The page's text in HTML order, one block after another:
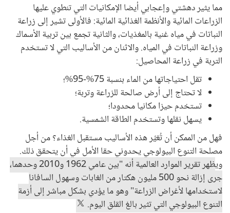
مما يثير دهشتي وإعجابي أيضا الإمكانيات التي تنطوي عليها
الزراعات المائية والأنظمة الغذائية المائية: فالأولى تشير إلى زراعة
النباتات في مياه غنية بالمغذيات، والثانية تجمع بين تربية الأسماك
وزراعة النباتات في المياه. والاثنان من الأساليب التي لا تستخدم
التربة في زراعة المحاصيل:
تقل احتياجاتها من الماء بنسبة 75%-95%؛
لا تحتاج إلى أرض صالحة للزراعة وتربة؛
تستخدم حيزا مكانيا محدودا؛
يسهل نقلها وتستخدم الطاقة الشمسية.
فهل من الممكن أن تُغيِّر هذه الأساليب مستقبل الغذاء؟ من أجل
مصلحة التنوع البيولوجي يحدوني حقا الأمل في أن يتحقق ذلك.
وي
ظهر تقرير الموارد العالمية أنه "بين عامي 1962 و2010 وحدهما،
جرى إزالة نحو 500 مليون هكتار من الغابات وسهول السافانا
لاستخدامها لأغراض الزراعة" وهو ما يؤدي بشكل مباشر إلى أزمة
التنوع البيولوجي التي تثير بالغ القلق اليوم.